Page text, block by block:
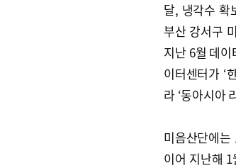
달, 냉각수 확
부산 강서구
지난 6월 데
이터센터가 ‘
라 ‘동아시아
미음산단에
이어 지난해